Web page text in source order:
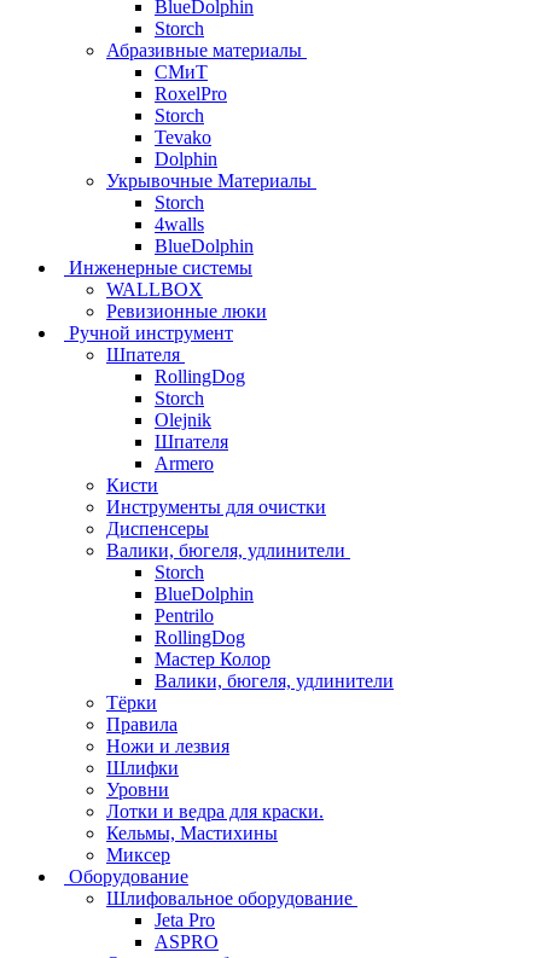
BlueDolphin
Storch
Абразивные материалы
СМиТ
RoxelPro
Storch
Tevako
Dolphin
Укрывочные Материалы
Storch
4walls
BlueDolphin
Инженерные системы
WALLBOX
Ревизионные люки
Ручной инструмент
Шпателя
RollingDog
Storch
Olejnik
Шпателя
Armero
Кисти
Инструменты для очистки
Диспенсеры
Валики, бюгеля, удлинители
Storch
BlueDolphin
Pentrilo
RollingDog
Мастер Колор
Валики, бюгеля, удлинители
Тёрки
Правила
Ножи и лезвия
Шлифки
Уровни
Лотки и ведра для краски.
Кельмы, Мастихины
Миксер
Оборудование
Шлифовальное оборудование
Jeta Pro
ASPRO